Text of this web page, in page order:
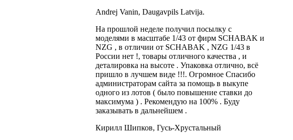
Andrej Vanin, Daugavpils Latvija.
На прошлой неделе получил посылку с
моделями в масштабе 1/43 от фирм SCHABAK и
NZG , в отличии от SCHABAK , NZG 1/43 в
России нет !, товары отличного качества , и
деталировка на высоте . Упаковка отлично, всё
пришло в лучшем виде !!!. Огромное Спасибо
администраторам сайта за помощь в выкупе
одного из лотов ( было повышение ставки до
максимума ) . Рекомендую на 100% . Буду
заказывать в дальнейшем .
Кирилл Шипков, Гусь-Хрустальный